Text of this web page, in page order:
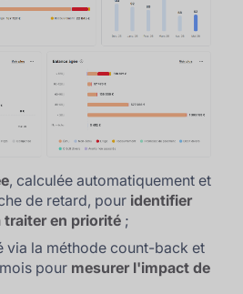
, calculée automatiquement et
de retard, pour identifier
traiter en priorité ;
via la méthode count-back et
pour mesurer l'impact de